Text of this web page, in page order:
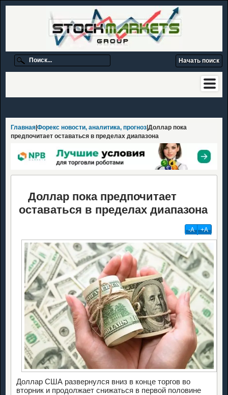
Главная Форекс новости, аналитика, прогноз |Доллар пока
предпочитает оставаться в пределах диапазона
Доллар пока предпочитает
оставаться в пределах диапазона
-А +А
Доллар США развернулся вниз в конце торгов во
вторник и продолжает снижаться в первой половине